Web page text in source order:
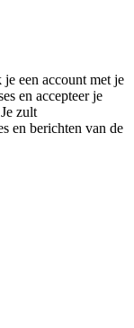
een account met je
en accepteer je
zult
en berichten van de